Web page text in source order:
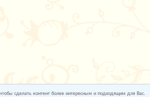
сделать контент более интересным и подходящим для Вас.